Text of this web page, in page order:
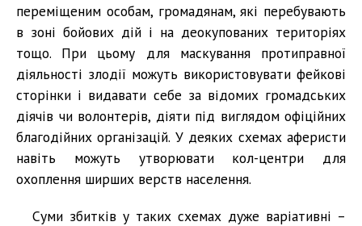
переміщеним особам, громадянам, які перебувають
в зоні бойових дій і на деокупованих територіях
тощо. При цьому для маскування протиправної
діяльності злодії можуть використовувати фейкові
сторінки і видавати себе за відомих громадських
діячів чи волонтерів, діяти під виглядом офіційних
благодійних організацій. У деяких схемах аферисти
навіть можуть утворювати кол-центри для
охоплення ширших верств населення.
Суми збитків у таких схемах дуже варіативні –